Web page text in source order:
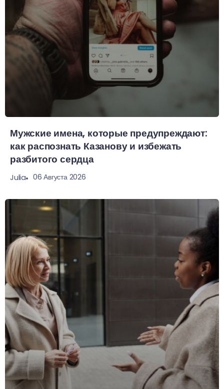
Мужские имена, которые предупреждают:
как распознать Казанову и избежать
разбитого сердца
Julia 06 Августа 2026